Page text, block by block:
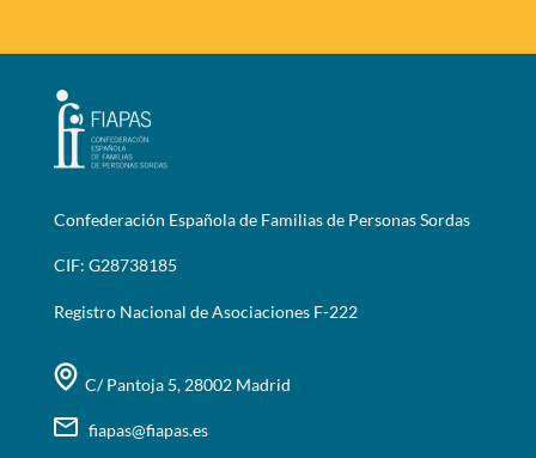
Confederación Española de Familias de Personas Sordas
CIF: G28738185
Registro Nacional de Asociaciones F-222
C/ Pantoja 5, 28002 Madrid
fiapas@fiapas.es